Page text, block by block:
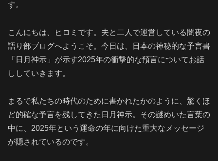
す。
こんにちは、ヒロミです。夫と二人で運営している闇夜の
語り部ブログへようこそ。今日は、日本の神秘的な予言書
「日月神示」が示す2025年の衝撃的な預言についてお話
ししていきます。
まるで私たちの時代のために書かれたかのように、驚くほ
ど的確な予言を残してきた日月神示。その謎めいた言葉の
中に、2025年という運命の年に向けた重大なメッセージ
が隠されているのです。